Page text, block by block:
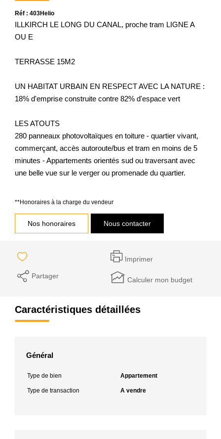
Réf : 403Helio
ILLKIRCH LE LONG DU CANAL, proche tram LIGNE A
OU E
TERRASSE 15M2
UN HABITAT URBAIN EN RESPECT AVEC LA NATURE :
18% d'emprise construite contre 82% d'espace vert
LES ATOUTS
280 panneaux photovoltaïques en toiture - quartier vivant,
commerçant, accès autoroute/bus et tram en moins de 5
minutes - Appartements orientés sud ou traversant avec
une belle vue sur le verger ou promenade du quartier.
**Honoraires à la charge du vendeur
Nos honoraires Nous contacter
Imprimer
Partager Calculer mon budget
Caractéristiques détaillées
Général
Type de bien Appartement
Type de transaction A vendre